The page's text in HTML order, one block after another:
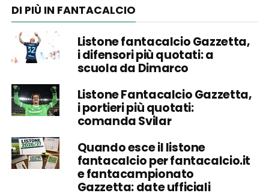
DI PIÙ IN FANTACALCIO
Listone fantacalcio Gazzetta,
i difensori più quotati: a
scuola da Dimarco
Listone Fantacalcio Gazzetta,
i portieri più quotati:
comanda Svilar
Quando esce il listone
fantacalcio per fantacalcio.it
e fantacampionato
Gazzetta: date ufficiali